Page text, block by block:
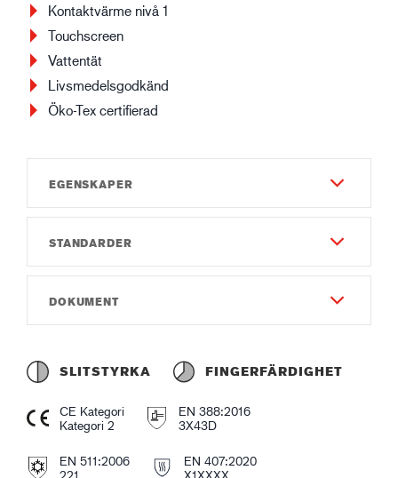
Kontaktvärme nivå 1
Touchscreen
Vattentät
Livsmedelsgodkänd
Öko-Tex certifierad
EGENSKAPER
Slitstyrka
4
Fingerfärdighet
5
Gauge
Gauge13
Material & Konstruktion - Utsida
Doppad handflata
STANDARDER
3X43D
221
EN 407:2020
X1XXXX
DOKUMENT
Instruction of use GUIDE 290W.pdf
Försäkran om överensstämmelse
Declaration of Conformity GUIDE 290W.pdf
Produktblad
SLITSTYRKA FINGERFÄRDIGHET
CE Kategori
Kategori 2
EN 388:2016
3X43D
EN 511:2006
221
EN 407:2020
X1XXXX